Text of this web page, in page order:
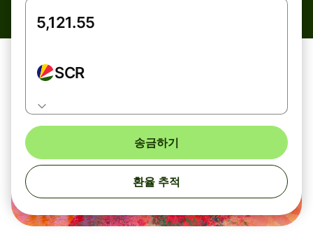
SCR
송금하기
환율 추적